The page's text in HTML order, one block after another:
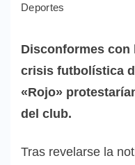
Deportes
Disconformes con
crisis futbolística
«Rojo»
del club.
Tras revelarse la